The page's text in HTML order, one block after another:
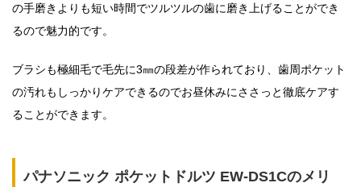
の手磨きよりも短い時間でツルツルの歯に磨き上げることができ
るので魅力的です。
ブラシも極細毛で毛先に3㎜の段差が作られており、歯周ポケット
の汚れもしっかりケアできるのでお昼休みにささっと徹底ケアす
ることができます。
パナソニック ポケットドルツ EW-DS1Cのメリ